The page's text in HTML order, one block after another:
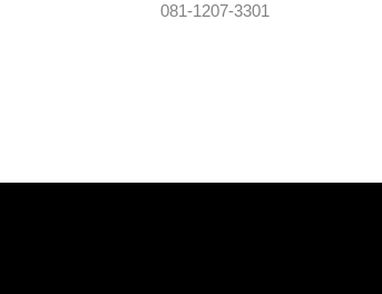
081-1207-3301